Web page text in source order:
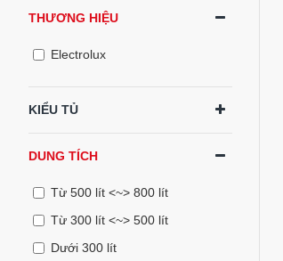
THƯƠNG HIỆU
Electrolux
KIỂU TỦ
DUNG TÍCH
Từ 500 lít <~> 800 lít
Từ 300 lít <~> 500 lít
Dưới 300 lít